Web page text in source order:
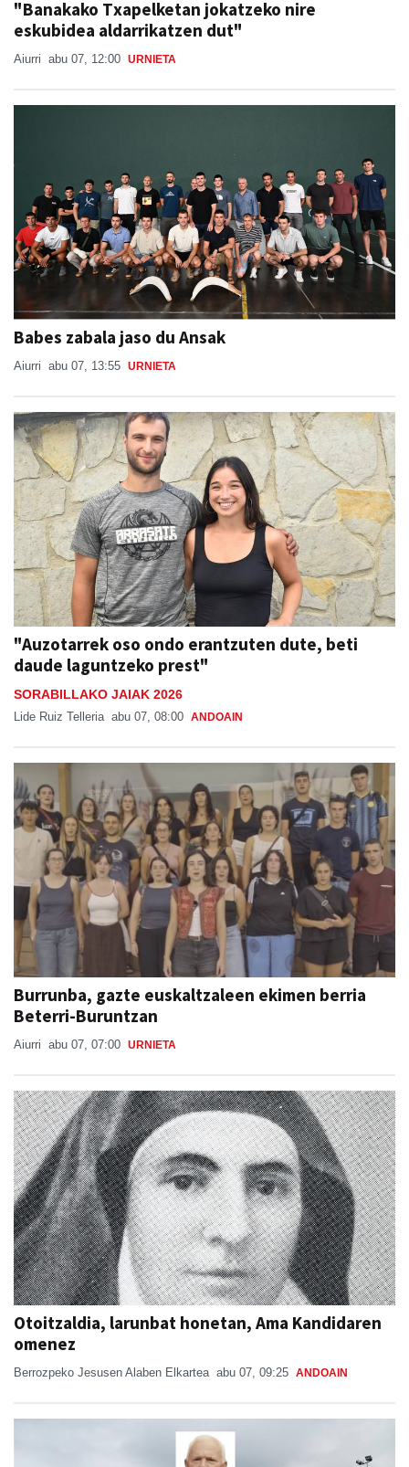
"Banakako Txapelketan jokatzeko nire
eskubidea aldarrikatzen dut"
Aiurri abu 07, 12:00 URNIETA
Babes zabala jaso du Ansak
Aiurri abu 07, 13:55 URNIETA
"Auzotarrek oso ondo erantzuten dute, beti
daude laguntzeko prest"
SORABILLAKO JAIAK 2026
Lide Ruiz Telleria abu 07, 08:00 ANDOAIN
Burrunba, gazte euskaltzaleen ekimen berria
Beterri-Buruntzan
Aiurri abu 07, 07:00 URNIETA
Otoitzaldia, larunbat honetan, Ama Kandidaren
omenez
Berrozpeko Jesusen Alaben Elkartea abu 07, 09:25 ANDOAIN